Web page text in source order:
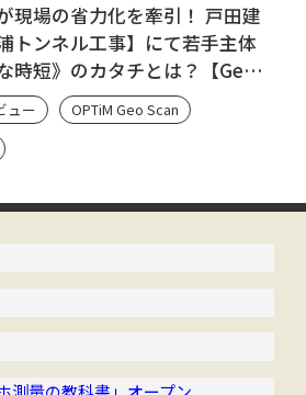
現場の省力化を牽引！ 戸田建
トンネル工事】にて若手主体
時短》のカタチとは？【Geo
・流儀】
ュー
OPTiM Geo Scan